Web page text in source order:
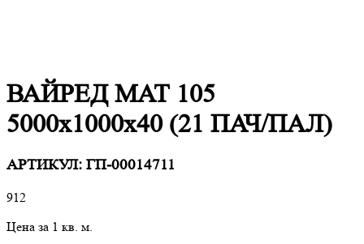
ВАЙРЕД МАТ 105
5000х1000х40 (21 ПАЧ/ПАЛ)
АРТИКУЛ: ГП-00014711
912
Цена за 1 кв. м.